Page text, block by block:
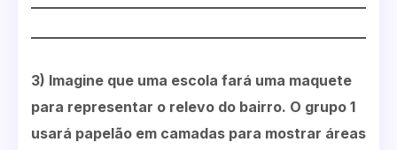
3) Imagine que uma escola fará uma maquete
para representar o relevo do bairro. O grupo 1
usará papelão em camadas para mostrar áreas